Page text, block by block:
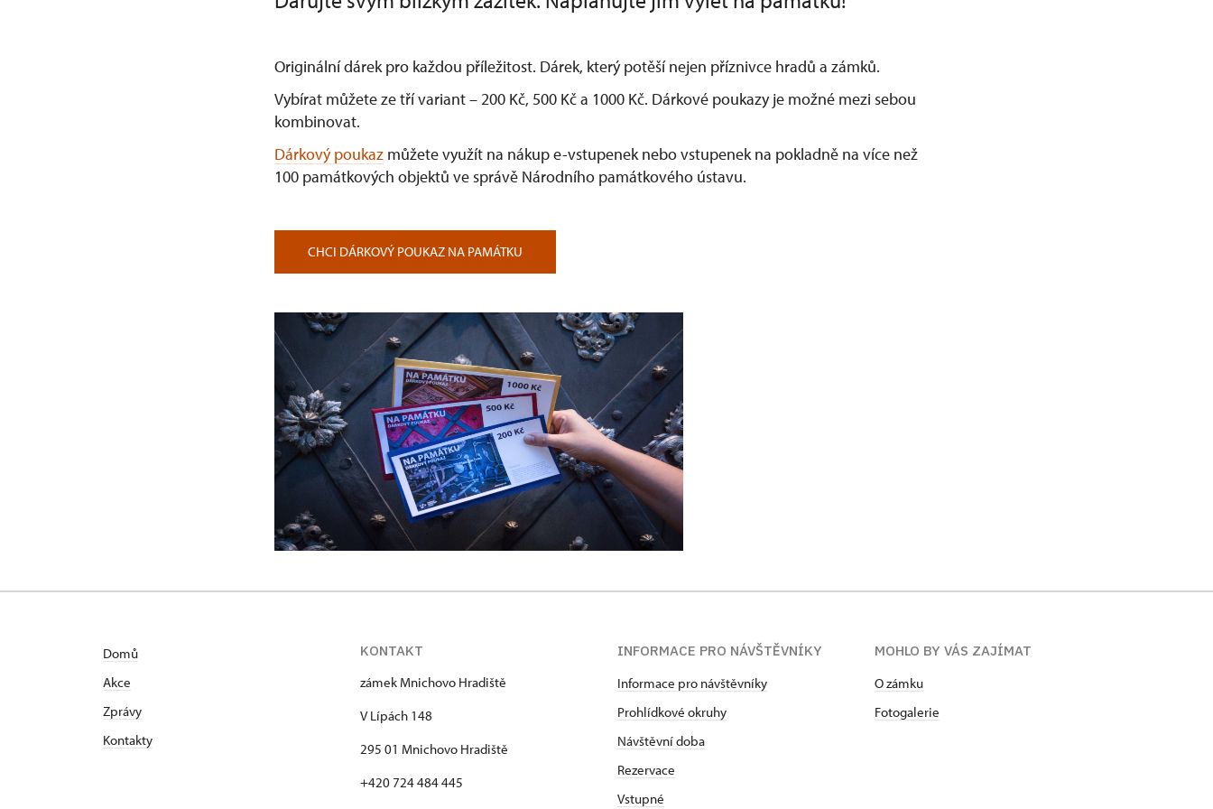
Originální dárek pro každou příležitost. Dárek, který potěší nejen příznivce hradů a zámků.
Vybírat můžete ze tří variant –⁠ 200 Kč, 500 Kč a 1000 Kč. Dárkové poukazy je možné mezi sebou
kombinovat.
Dárkový poukaz můžete využít na nákup e-vstupenek nebo vstupenek na pokladně na více než
100 památkových objektů ve správě Národního památkového ústavu.
CHCI DÁRKOVÝ POUKAZ NA PAMÁTKU
Domů
Akce
Zprávy
Kontakty
KONTAKT
zámek Mnichovo Hradiště
V Lípách 148
295 01 Mnichovo Hradiště
+420 724 484 445
INFORMACE PRO NÁVŠTĚVNÍKY
Informace pro návštěvníky
Prohlídkové okruhy
Návštěvní doba
Rezervace
Vstupné
MOHLO BY VÁS ZAJÍMAT
O zámku
Fotogalerie